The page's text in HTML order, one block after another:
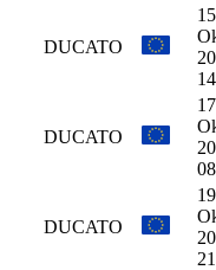
DUCATO
DUCATO
DUCATO